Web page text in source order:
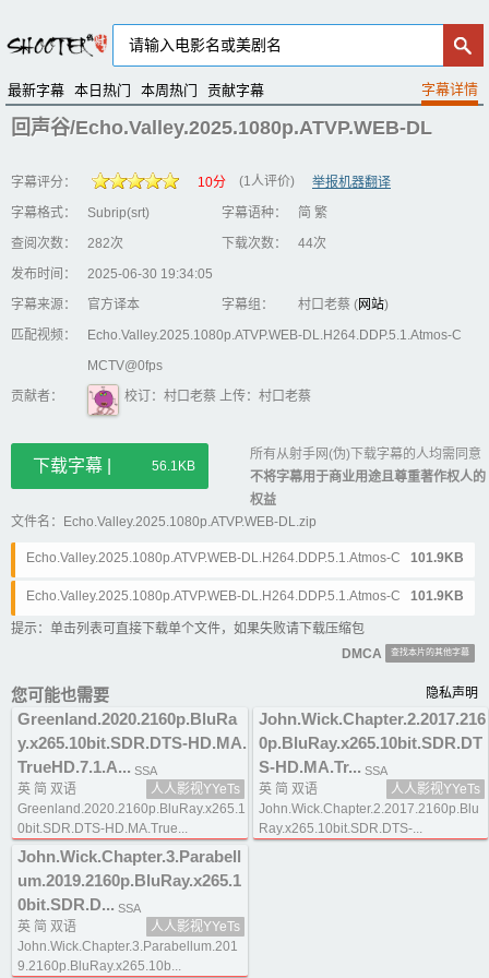
最新字幕 本日热门 本周热门 贡献字幕
回声谷/Echo.Valley.2025.1080p.ATVP.WEB-DL
字幕评分： 10分 (1人评价)
举报机器翻译
字幕格式：
Subrip(srt) 字幕语种：
简 繁
查阅次数：
282次 下载次数：
44次
发布时间：
2025-06-30 19:34:05
字幕来源：
官方译本 字幕组： 村口老蔡 (网站)
匹配视频：
Echo.Valley.2025.1080p.ATVP.WEB-DL.H264.DDP.5.1.Atmos-C
MCTV@0fps
贡献者：
校订：村口老蔡 上传：村口老蔡
下载字幕 | 56.1KB
所有从射手网(伪)下载字幕的人均需同意
不将字幕用于商业用途且尊重著作权人的
权益
文件名：Echo.Valley.2025.1080p.ATVP.WEB-DL.zip
Echo.Valley.2025.1080p.ATVP.WEB-DL.H264.DDP.5.1.Atmos-CMCTV.ch
s.srt
101.9KB
Echo.Valley.2025.1080p.ATVP.WEB-DL.H264.DDP.5.1.Atmos-CMCTV.cht.
srt
101.9KB
提示：单击列表可直接下载单个文件，如果失败请下载压缩包
DMCA
查找本片的其他字幕
您可能也需要 隐私声明
Greenland.2020.2160p.BluRa
y.x265.10bit.SDR.DTS-HD.MA.
TrueHD.7.1.A... SSA
英 简 双语
人人影视YYeTs
Greenland.2020.2160p.BluRay.x265.1
0bit.SDR.DTS-HD.MA.True...
John.Wick.Chapter.2.2017.216
0p.BluRay.x265.10bit.SDR.DT
S-HD.MA.Tr... SSA
英 简 双语
人人影视YYeTs
John.Wick.Chapter.2.2017.2160p.Blu
Ray.x265.10bit.SDR.DTS-...
John.Wick.Chapter.3.Parabell
um.2019.2160p.BluRay.x265.1
0bit.SDR.D... SSA
英 简 双语
人人影视YYeTs
John.Wick.Chapter.3.Parabellum.201
9.2160p.BluRay.x265.10b...